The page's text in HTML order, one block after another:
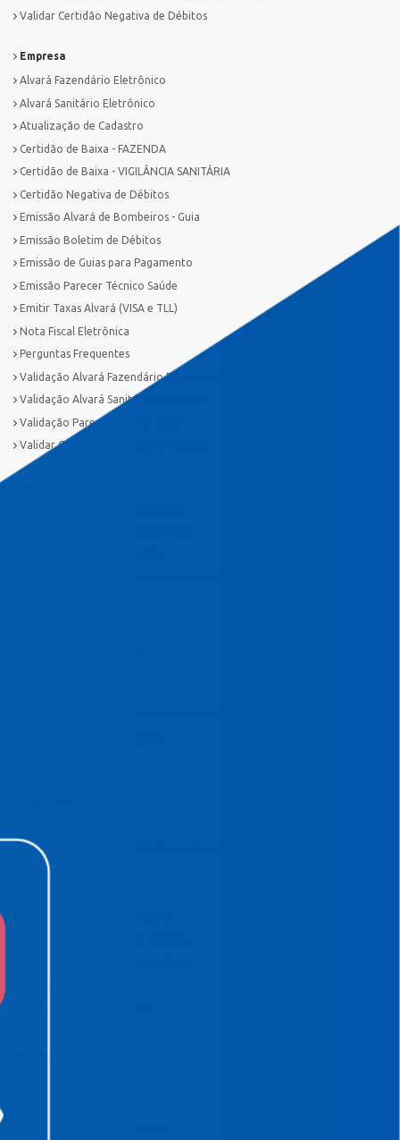
Validar Certidão Negativa de Débitos
Empresa
Alvará Fazendário Eletrônico
Alvará Sanitário Eletrônico
Atualização de Cadastro
Certidão de Baixa - FAZENDA
Certidão de Baixa - VIGILÂNCIA SANITÁRIA
Certidão Negativa de Débitos
Emissão Alvará de Bombeiros - Guia
Emissão Boletim de Débitos
Emissão de Guias para Pagamento
Emissão Parecer Técnico Saúde
Emitir Taxas Alvará (VISA e TLL)
Nota Fiscal Eletrônica
Perguntas Frequentes
Validação Alvará Fazendário Eletrônico
Validação Alvará Sanitário Eletrônico
Validação Parecer Técnico Saúde
Validar Certidão Negativa de Débitos
Declaração de Acessibilidade para Alvará
Declaração de ITBI